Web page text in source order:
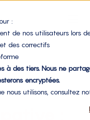
:
de nos utilisateurs lors
des correctifs
à des tiers. Nous ne
encryptées.
nous utilisons, consultez